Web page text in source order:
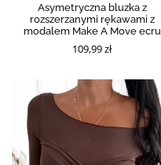
Asymetryczna bluzka z
rozszerzanymi rękawami z
modalem Make A Move ecru
109,99 zł